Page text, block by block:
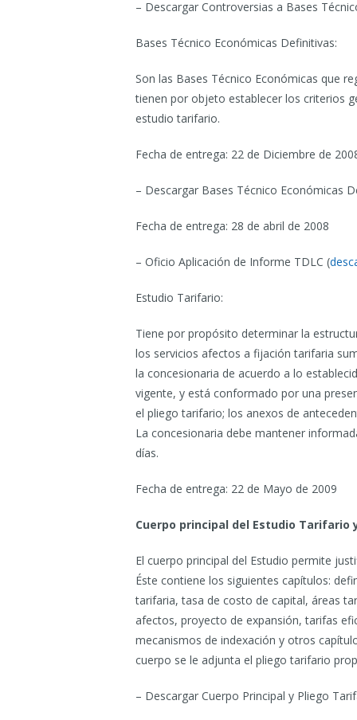
– Descargar Controversias a Bases
Bases Técnico Económicas Definitivas:
Son las Bases Técnico Económicas que
tienen por objeto establecer los criterios
estudio tarifario.
Fecha de entrega: 22 de Diciembre de
– Descargar Bases Técnico Económicas
Fecha de entrega: 28 de abril de 2008
– Oficio Aplicación de Informe TDLC (
Estudio Tarifario:
Tiene por propósito determinar la
los servicios afectos a fijación tarifaria
la concesionaria de acuerdo a lo
vigente, y está conformado por una
el pliego tarifario; los anexos de
La concesionaria debe mantener
días.
Fecha de entrega: 22 de Mayo de 2009
Cuerpo principal del Estudio Tarifario
El cuerpo principal del Estudio permite
Éste contiene los siguientes capítulos:
tarifaria, tasa de costo de capital, áreas
afectos, proyecto de expansión, tarifas
mecanismos de indexación y otros
cuerpo se le adjunta el pliego tarifario
– Descargar Cuerpo Principal y Pliego